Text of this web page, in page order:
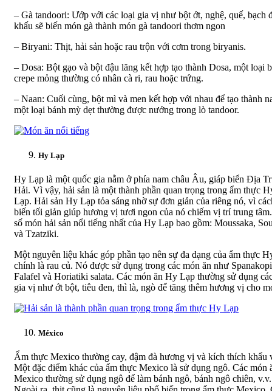
– Gà tandoori: Ướp với các loại gia vị như bột ớt, nghệ, quế, bạch
khấu sẽ biến món gà thành món gà tandoori thơm ngon
– Biryani: Thịt, hải sản hoặc rau trộn với cơm trong biryanis.
– Dosa: Bột gạo và bột đậu lăng kết hợp tạo thành Dosa, một loại
crepe mỏng thường có nhân cà ri, rau hoặc trứng.
– Naan: Cuối cùng, bột mì và men kết hợp với nhau để tạo thành
một loại bánh mỳ dẹt thường được nướng trong lò tandoor.
Hy Lạp
Hy Lạp là một quốc gia nằm ở phía nam châu Âu, giáp biển Địa
Hải. Vì vậy, hải sản là một thành phần quan trọng trong ẩm thực
Lạp. Hải sản Hy Lạp tỏa sáng nhờ sự đơn giản của riêng nó, vì
biến tối giản giúp hương vị tươi ngon của nó chiếm vị trí trung
số món hải sản nổi tiếng nhất của Hy Lạp bao gồm: Moussaka,
và Tzatziki.
Một nguyên liệu khác góp phần tạo nên sự đa dạng của ẩm thực
chính là rau củ. Nó được sử dụng trong các món ăn như
Falafel và Horiatiki salata. Các món ăn Hy Lạp thường sử dụng
gia vị như ớt bột, tiêu đen, thì là, ngò để tăng thêm hương vị cho
México
Ẩm thực Mexico thường cay, đậm đà hương vị và kích thích khẩu
Một đặc điểm khác của ẩm thực Mexico là sử dụng ngô. Các món
Mexico thường sử dụng ngô để làm bánh ngô, bánh ngô chiên, v.v.